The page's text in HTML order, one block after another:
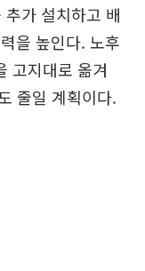
가 설치하고 배
을 높인다. 노후
고지대로 옮겨
줄일 계획이다.